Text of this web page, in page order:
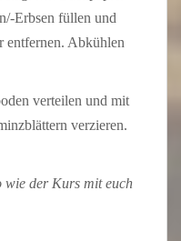
Erbsen füllen und
entfernen. Abkühlen
verteilen und mit
verzieren.
wie der Kurs mit euch